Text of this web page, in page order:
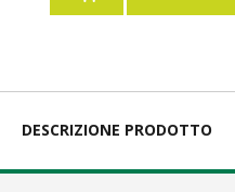
DESCRIZIONE PRODOTTO